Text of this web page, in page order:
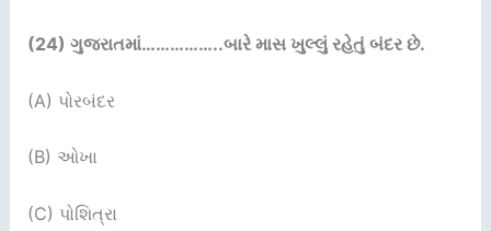
(24) ગુજરાતમાં……………..બારે માસ ખુલ્લું રહેતું બંદર છે.
(A) પોરબંદર
(B) ઓખા
(C) પોશિત્રા